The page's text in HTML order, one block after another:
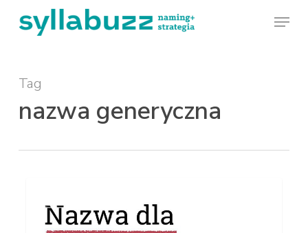
Skip
main
content
Menu
Tag
nazwa generyczna
dla